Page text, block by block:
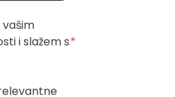
i slažem s *